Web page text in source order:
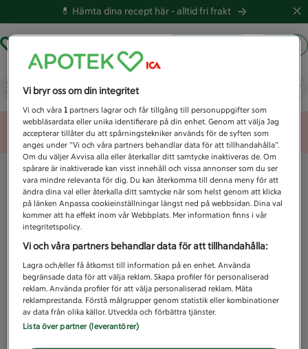
💊 Hämta dina recept här -alltid fri frakt
Vad letar du efter idag?
Unknown error
Vi bryr oss om din integritet
Vi och våra1 partners lagrar och får tillgång till personuppgifter som
webbläsardata eller unika identifierare på din enhet. Genom att välja Jag
accepterar tillåter du att spårningstekniker används för de syften som
anges under ”Vi och våra partners behandlar data för att tillhandahålla”.
Om du väljer Avvisa alla eller återkallar ditt samtycke inaktiveras de. Om
spårare är inaktiverade kan visst innehåll och vissa annonser som du ser
vara mindre relevanta för dig. Du kan återkomma till denna meny för att
ändra dina val eller återkalla ditt samtycke när som helst genom att klicka
på länken Anpassa cookieinställningar längst ned på webbsidan. Dina val
kommer att ha effekt inom vår Webbplats. Mer information finns i vår
integritetspolicy.
Vi och våra partners behandlar data för att tillhandahålla:
Lagra och/eller få åtkomst till information på en enhet. Använda
begränsade data för att välja reklam. Skapa profiler för personaliserad
reklam. Använda profiler för att välja personaliserad reklam. Mäta
reklamprestanda. Förstå målgrupper genom statistik eller kombinationer
av data från olika källor. Utveckla och förbättra tjänster.
Lista över partner (leverantörer)